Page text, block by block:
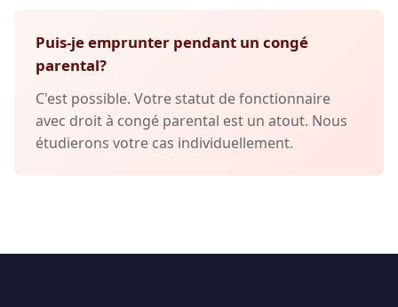
Puis-je emprunter pendant un congé
parental?
C'est possible. Votre statut de fonctionnaire
avec droit à congé parental est un atout. Nous
étudierons votre cas individuellement.